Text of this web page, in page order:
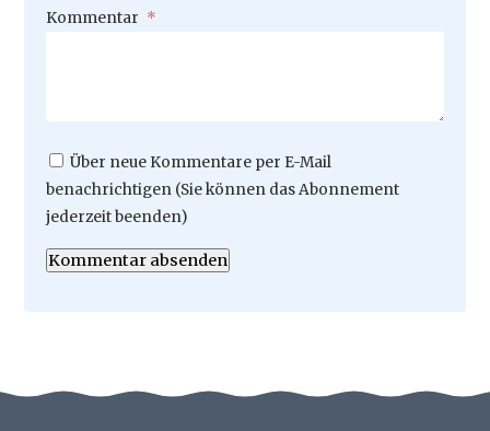
Pflichtfeld
Kommentar *
Über neue Kommentare per E-Mail
benachrichtigen (Sie können das Abonnement
jederzeit beenden)
Kommentar absenden